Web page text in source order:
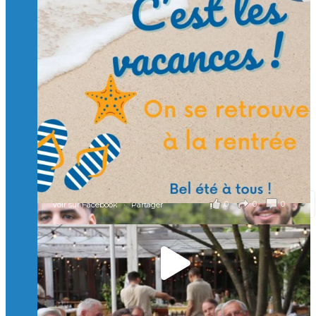
Charger plus Suivre sur Instagram
🙏 Soutenez l’Isep via la taxe d’apprentissage 2026
et contribuons ensemble à former les générations
d’ingénieurs de demain. 🙏
Merci à tous !
🎯 Taxe d’apprentissage 2026 : avec l'Isep, investissez pour
un numérique au service de l'humain !
À l’Isep, nous formons des ingénieurs, des bachelors, des
Mastères Spécialisés, qui allient excellence technologique et
valeurs humaines, au cœur de notre pro
...Voir plus
il y a 2 mois
0 0 0
Voir sur Facebook · Partager
🚀Afterwork à Genève 🚀
🥳 Le 22 avril dernier, 14 Alumni vivant / travaillant
en Suisse ont partagé un moment convivial de
retrouvailles et d'échanges !